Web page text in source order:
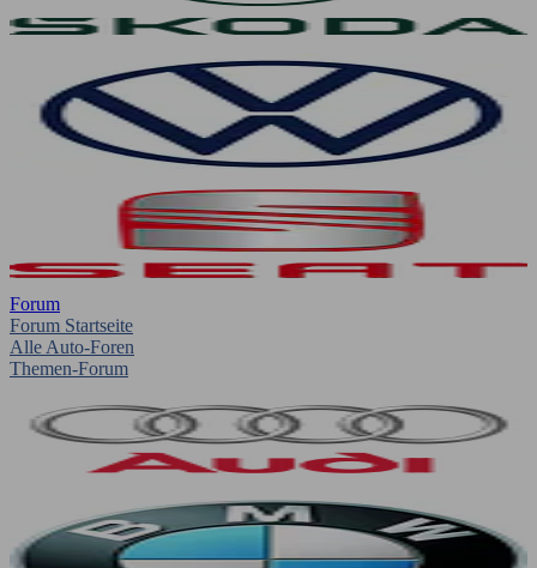
Forum
Forum Startseite
Alle Auto-Foren
Themen-Forum